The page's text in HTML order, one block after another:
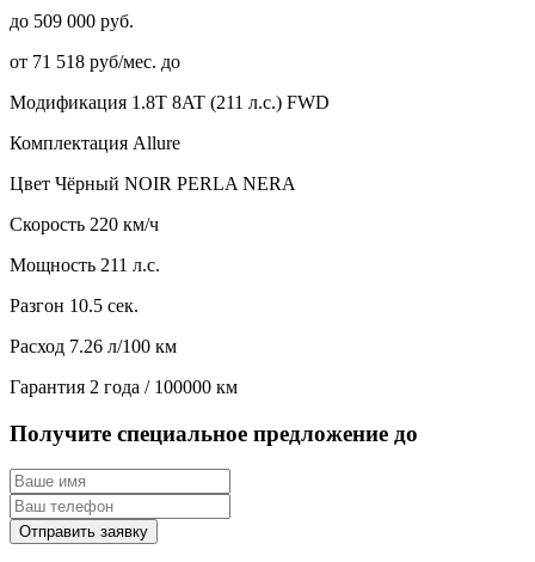
до 509 000 руб.
от 71 518 руб/мес. до
Модификация 1.8T 8AT (211 л.с.) FWD
Комплектация Allure
Цвет Чёрный NOIR PERLA NERA
Скорость 220 км/ч
Мощность 211 л.с.
Разгон 10.5 сек.
Расход 7.26 л/100 км
Гарантия 2 года / 100000 км
Получите специальное предложение до
Отправить заявку